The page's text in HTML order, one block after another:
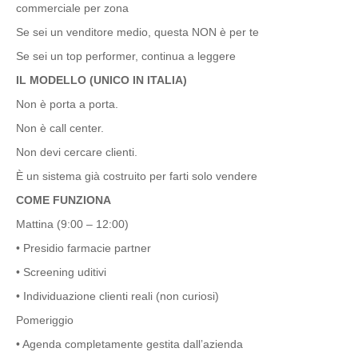
commerciale per zona
Se sei un venditore medio, questa NON è per te
Se sei un top performer, continua a leggere
IL MODELLO (UNICO IN ITALIA)
Non è porta a porta.
Non è call center.
Non devi cercare clienti.
È un sistema già costruito per farti solo vendere
COME FUNZIONA
Mattina (9:00 – 12:00)
• Presidio farmacie partner
• Screening uditivi
• Individuazione clienti reali (non curiosi)
Pomeriggio
• Agenda completamente gestita dall’azienda